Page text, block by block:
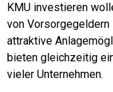
KMU investieren
von
attraktive
bieten gleichzeitig
vieler Unternehmen.